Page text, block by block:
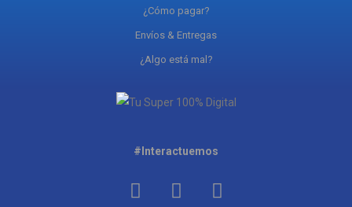
¿Cómo pagar?
Envíos & Entregas
¿Algo está mal?
#Interactuemos